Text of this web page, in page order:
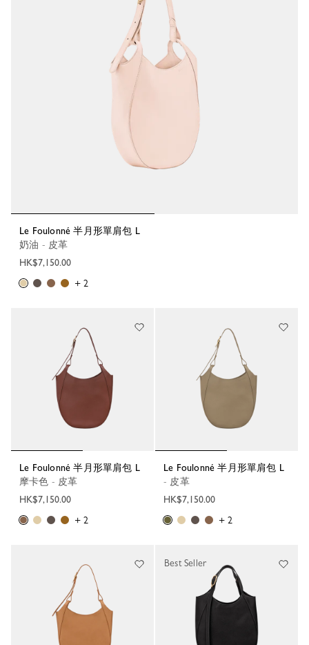
Le Foulonné 半月形單肩包 L
奶油 - 皮革
HK$7,150.00
+ 2
Le Foulonné 半月形單肩包 L
摩卡色 - 皮革
HK$7,150.00
+ 2
Le Foulonné 半月形單肩包 L
- 皮革
HK$7,150.00
+ 2
Best Seller